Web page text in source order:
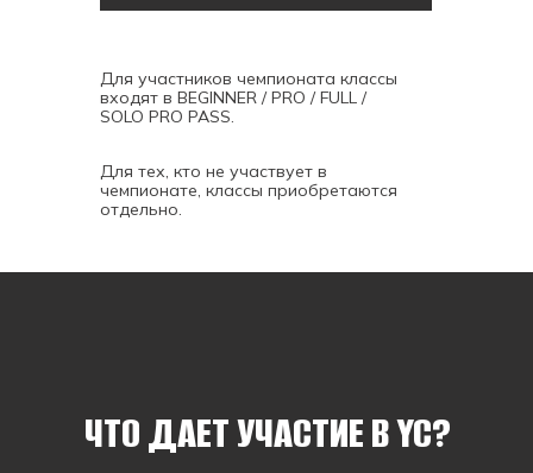
Для тех, кто не участвует в
чемпионате, классы приобретаются
отдельно.
Для участников чемпионата классы
входят в BEGINNER / PRO / FULL /
SOLO PRO PASS.
ЧТО ДАЕТ УЧАСТИЕ В YC?